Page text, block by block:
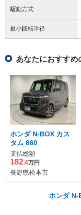
駆動方式
最小回転半径
あなたにおすすめ
ホンダ N-BOX カス
タム 660
支払総額
182.4万円
長野県松本市
ホンダ N-